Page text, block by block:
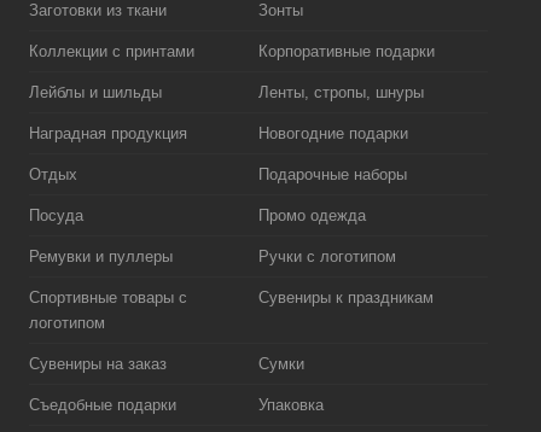
Заготовки из ткани Зонты
Коллекции с принтами Корпоративные подарки
Лейблы и шильды Ленты, стропы, шнуры
Наградная продукция Новогодние подарки
Отдых Подарочные наборы
Посуда Промо одежда
Ремувки и пуллеры Ручки с логотипом
Спортивные товары с
логотипом
Сувениры к праздникам
Сувениры на заказ Сумки
Съедобные подарки Упаковка